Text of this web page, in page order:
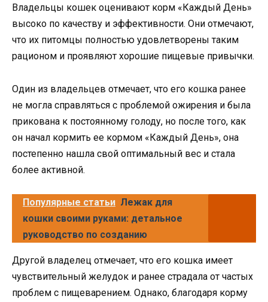
Владельцы кошек оценивают корм «Каждый День»
высоко по качеству и эффективности. Они отмечают,
что их питомцы полностью удовлетворены таким
рационом и проявляют хорошие пищевые привычки.
Один из владельцев отмечает, что его кошка ранее
не могла справляться с проблемой ожирения и была
прикована к постоянному голоду, но после того, как
он начал кормить ее кормом «Каждый День», она
постепенно нашла свой оптимальный вес и стала
более активной.
Популярные статьи Лежак для
кошки своими руками: детальное
руководство по созданию
Другой владелец отмечает, что его кошка имеет
чувствительный желудок и ранее страдала от частых
проблем с пищеварением. Однако, благодаря корму